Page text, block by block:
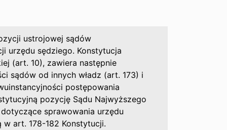
ustrojowej sądów
urzędu sędziego. Konstytucja
(art. 10), zawiera następnie
sądów od innych władz (art. 173) i
postępowania
pozycję Sądu Najwyższego
sprawowania urzędu
art. 178-182 Konstytucji.